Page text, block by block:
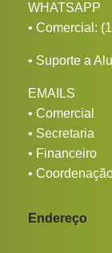
WHATSAPP
• Comercial:
• Suporte a
EMAILS
• Comercial
• Secretaria
• Financeiro
•
Endereço